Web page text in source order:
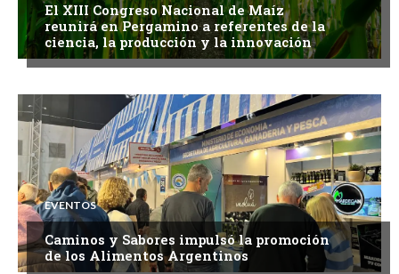
El XIII Congreso Nacional de Maíz
reunirá en Pergamino a referentes de la
ciencia, la producción y la innovación
EVENTOS
Caminos y Sabores impulsó la promoción
de los Alimentos Argentinos